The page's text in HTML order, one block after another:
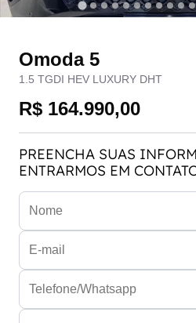
Omoda 5
1.5 TGDI HEV LUXURY DHT
R$ 164.990,00
PREENCHA SUAS
ENTRARMOS EM